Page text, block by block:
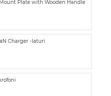
Plate with Wooden Handle
Charger -laturi